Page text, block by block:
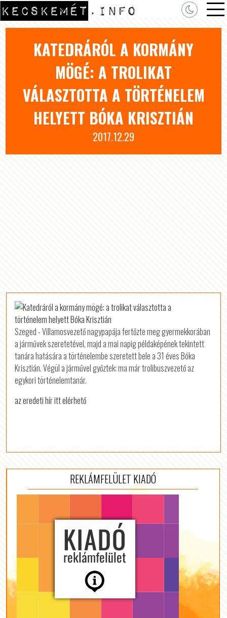
KATEDRÁRÓL A KORMÁNY
MÖGÉ: A TROLIKAT
VÁLASZTOTTA A TÖRTÉNELEM
HELYETT BÓKA KRISZTIÁN
2017.12.29
Szeged - Villamosvezető nagypapája fertőzte meg gyermekkorában
a járművek szeretetével, majd a mai napig példaképének tekintett
tanára hatására a történelembe szeretett bele a 31 éves Bóka
Krisztián. Végül a járművel győztek: ma már trolibuszvezető az
egykori történelemtanár.
az eredeti hír itt elérhető
REKLÁMFELÜLET KIADÓ